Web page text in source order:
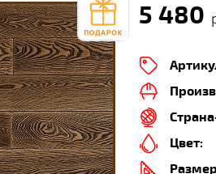
5 480
Цвет: